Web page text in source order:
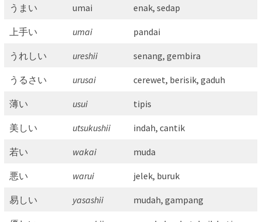
うまい umai enak, sedap
上手い umai pandai
うれしい ureshii senang, gembira
うるさい urusai cerewet, berisik, gaduh
薄い usui tipis
美しい utsukushii indah, cantik
若い wakai muda
悪い warui jelek, buruk
易しい yasashii mudah, gampang